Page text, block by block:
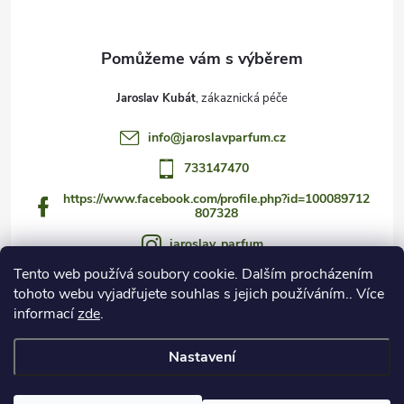
Tento web používá soubory cookie. Dalším procházením
tohoto webu vyjadřujete souhlas s jejich používáním.. Více
informacízde.
Nastavení
Jaroslav Kubát
info@jaroslavparfum.cz
733147470
https://www.facebook.com/profile.php?id=100089712
807328
jaroslav_parfum
733147470
https://www.youtube.com/@jaroslav_parfum